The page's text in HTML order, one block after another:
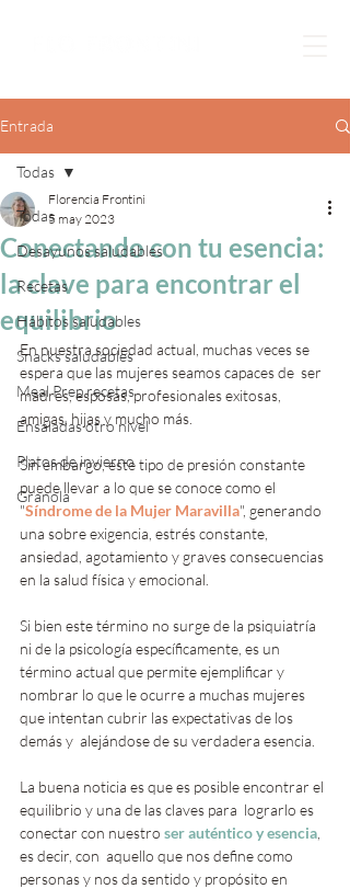
Entrada
Todas
Desayunos saludables
Recetas
Hábitos saludables
Snacks saludables
Meal Prep recetas
Ensaladas otro nivel
Platos de invierno
Granola
Todas
Conectando con tu esencia:
la clave para encontrar el
equilibrio
Florencia Frontini
5 may 2023
En nuestra sociedad actual, muchas veces se
espera que las mujeres seamos capaces de  ser
madres, esposas, profesionales exitosas,
amigas, hijas y mucho más.
Sin embargo, este tipo de presión constante
puede llevar a lo que se conoce como el
"Síndrome de la Mujer Maravilla", generando
una sobre exigencia, estrés constante,
ansiedad, agotamiento y graves consecuencias
en la salud física y emocional.
Si bien este término no surge de la psiquiatría
ni de la psicología específicamente, es un
término actual que permite ejemplificar y
nombrar lo que le ocurre a muchas mujeres
que intentan cubrir las expectativas de los
demás y  alejándose de su verdadera esencia.
La buena noticia es que es posible encontrar el
equilibrio y una de las claves para  lograrlo es
conectar con nuestro ser auténtico y esencia
es decir, con  aquello que nos define como
personas y nos da sentido y propósito en